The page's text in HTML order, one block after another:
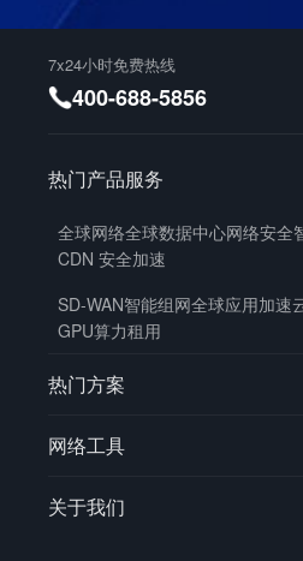
7x24小时免费热线
400-688-5856
热门产品服务
全球网络全球数据中心网络安全
CDN 安全加速
SD-WAN智能组网全球应用加速
GPU算力租用
热门方案
网络工具
关于我们